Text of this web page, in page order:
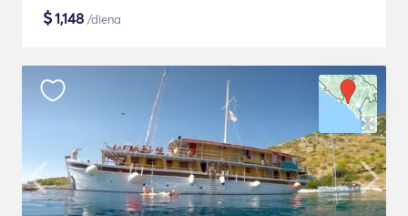
$1,148 /diena